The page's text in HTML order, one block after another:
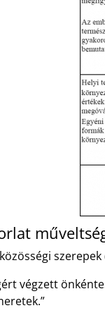
szerepek
végzett